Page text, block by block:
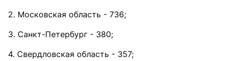
2. Московская область - 736;
3. Санкт-Петербург - 380;
4. Свердловская область - 357;